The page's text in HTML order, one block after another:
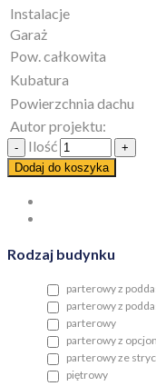
Instalacje
Garaż
Pow. całkowita
Kubatura
Powierzchnia dachu
Autor projektu:
Ilość
Dodaj do koszyka
Rodzaj budynku
parterowy z
parterowy z
parterowy
parterowy z
parterowy ze
piętrowy